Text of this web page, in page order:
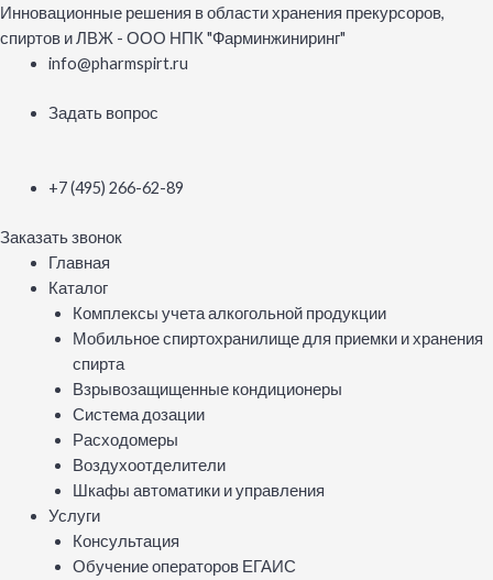
Перейти
к
содержимому
Инновационные решения в области хранения прекурсоров,
спиртов и ЛВЖ - ООО НПК "Фарминжиниринг"
info@pharmspirt.ru
Задать вопрос
+7 (495) 266-62-89
Заказать звонок
Меню
Главная
Каталог
Комплексы учета алкогольной продукции
Мобильное спиртохранилище для приемки и хранения
спирта
Взрывозащищенные кондиционеры
Система дозации
Расходомеры
Воздухоотделители
Шкафы автоматики и управления
Услуги
Консультация
Обучение операторов ЕГАИС